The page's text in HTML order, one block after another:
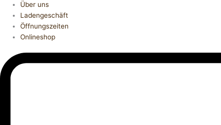
Über uns
Ladengeschäft
Öffnungszeiten
Onlineshop